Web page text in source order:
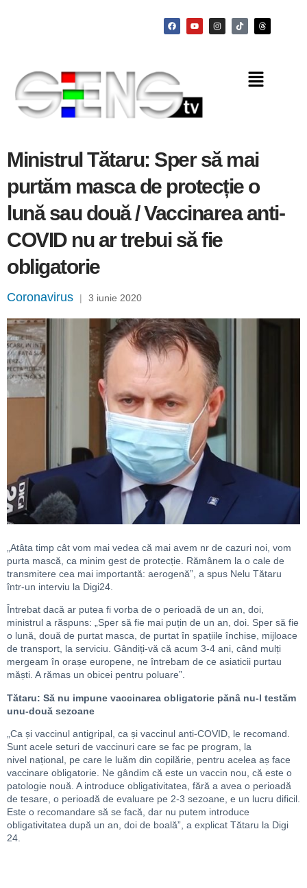
Ministrul Tătaru: Sper să mai
purtăm masca de protecție o
lună sau două / Vaccinarea anti-
COVID nu ar trebui să fie
obligatorie
Coronavirus | 3 iunie 2020
„Atâta timp cât vom mai vedea că mai avem nr de cazuri noi, vom
purta mască, ca minim gest de protecție. Rămânem la o cale de
transmitere cea mai importantă: aerogenă”, a spus Nelu Tătaru
într-un interviu la Digi24.
Întrebat dacă ar putea fi vorba de o perioadă de un an, doi,
ministrul a răspuns: „Sper să fie mai puțin de un an, doi. Sper să fie
o lună, două de purtat masca, de purtat în spațiile închise, mijloace
de transport, la serviciu. Gândiți-vă că acum 3-4 ani, când mulți
mergeam în orașe europene, ne întrebam de ce asiaticii purtau
măști. A rămas un obicei pentru poluare”.
Tătaru: Să nu impune vaccinarea obligatorie pănâ nu-l testăm
unu-două sezoane
Ca și vaccinul antigripal, ca și vaccinul anti-COVID, le recomand
Sunt acele seturi de vaccinuri care se fac pe program, la
nivel național, pe care le luăm din copilărie, pentru acelea aș face
vaccinare obligatorie. Ne gândim că este un vaccin nou, că este o
patologie nouă . A introduce obligativitatea, fără a avea o perioadă
de tesare, o perioadă de evaluare pe 2-3 sezoane, e un lucru dificil.
Este o recomandare să se facă, dar nu putem introduce
obligativitatea după un an, doi de boală”, a explicat Tătaru la Digi
24.